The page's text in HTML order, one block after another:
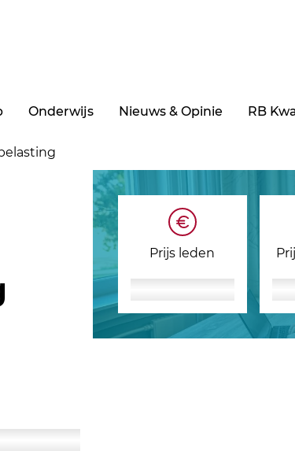
Onderwijs Nieuws & Opinie RB
Prijs leden